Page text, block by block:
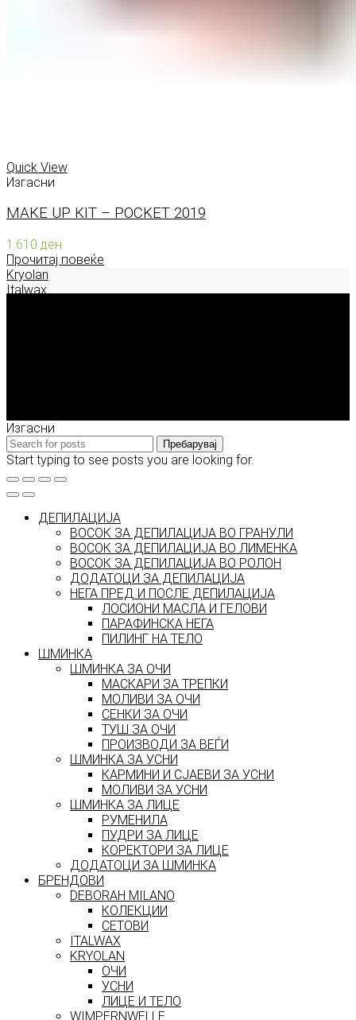
Quick View
Изгасни
MAKE UP KIT – POCKET 2019
1.610 ден
Прочитај повеќе
Kryolan
Italwax
Изгасни
Пребарувај
Start typing to see posts you are looking for.
ДЕПИЛАЦИЈА
ВОСОК ЗА ДЕПИЛАЦИЈА ВО ГРАНУЛИ
ВОСОК ЗА ДЕПИЛАЦИЈА ВО ЛИМЕНКА
ВОСОК ЗА ДЕПИЛАЦИЈА ВО РОЛОН
ДОДАТОЦИ ЗА ДЕПИЛАЦИЈА
НЕГА ПРЕД И ПОСЛЕ ДЕПИЛАЦИЈА
ЛОСИОНИ МАСЛА И ГЕЛОВИ
ПАРАФИНСКА НЕГА
ПИЛИНГ НА ТЕЛО
ШМИНКА
ШМИНКА ЗА ОЧИ
МАСКАРИ ЗА ТРЕПКИ
МОЛИВИ ЗА ОЧИ
СЕНКИ ЗА ОЧИ
ТУШ ЗА ОЧИ
ПРОИЗВОДИ ЗА ВЕЃИ
ШМИНКА ЗА УСНИ
КАРМИНИ И СЈАЕВИ ЗА УСНИ
МОЛИВИ ЗА УСНИ
ШМИНКА ЗА ЛИЦЕ
РУМЕНИЛА
ПУДРИ ЗА ЛИЦЕ
КОРЕКТОРИ ЗА ЛИЦЕ
ДОДАТОЦИ ЗА ШМИНКА
БРЕНДОВИ
DEBORAH MILANO
КОЛЕКЦИИ
СЕТОВИ
ITALWAX
KRYOLAN
ОЧИ
УСНИ
ЛИЦЕ И ТЕЛО
WIMPERNWELLE